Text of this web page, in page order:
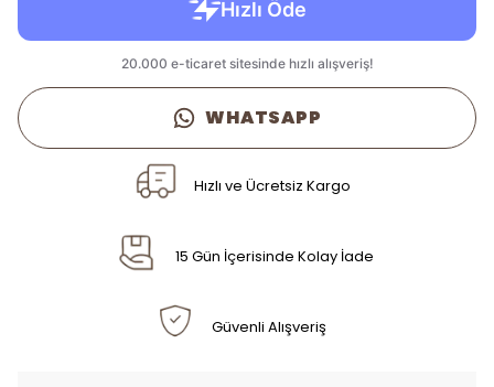
WHATSAPP
Hızlı ve Ücretsiz Kargo
15 Gün İçerisinde Kolay İade
Güvenli Alışveriş